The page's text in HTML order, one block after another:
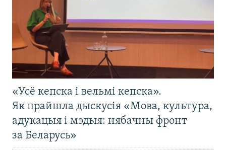
«Усё кепска і вельмі кепска».
Як прайшла дыскусія «Мова, культура,
адукацыя і мэдыя: нябачны фронт
за Беларусь»